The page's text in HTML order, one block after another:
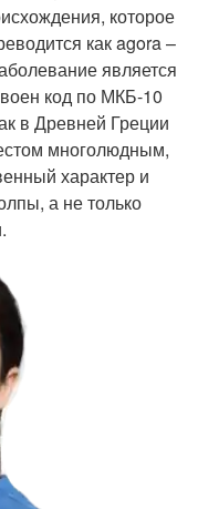
которое
как agora –
является
код по МКБ-10
в Древней Греции
многолюдным,
характер и
а не только